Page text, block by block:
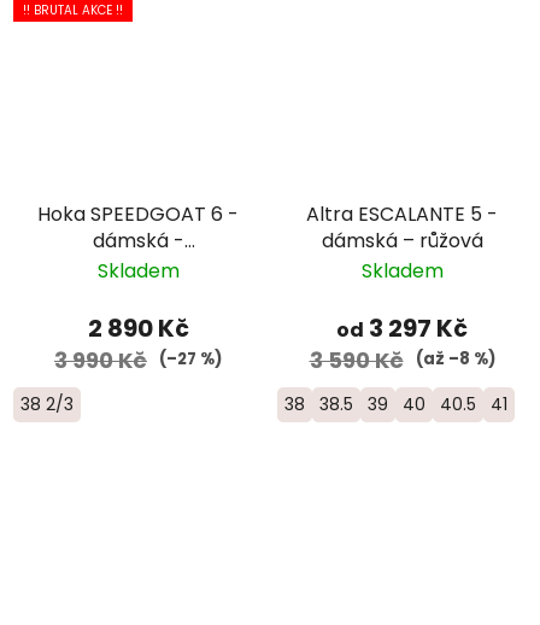
!! BRUTAL AKCE !!
Hoka SPEEDGOAT 6 -
dámská -
černá/zelená
Skladem
2 890 Kč
3 990 Kč (–27 %)
38 2/3
Altra ESCALANTE 5 -
dámská – růžová
Skladem
od 3 297 Kč
3 590 Kč (až –8 %)
38 38.5 39 40 40.5 41